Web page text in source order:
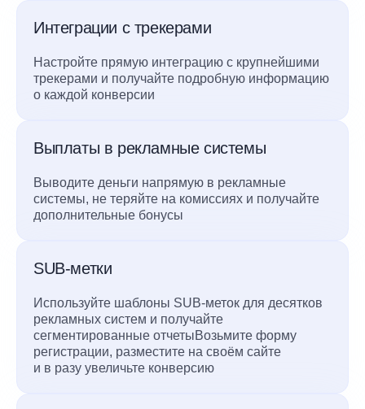
Интеграции с трекерами
Настройте прямую интеграцию с крупнейшими
трекерами и получайте подробную информацию
о каждой конверсии
Выплаты в рекламные системы
Выводите деньги напрямую в рекламные
системы, не теряйте на комиссиях и получайте
дополнительные бонусы
SUB-метки
Используйте шаблоны SUB-меток для десятков
рекламных систем и получайте
сегментированные отчетыВозьмите форму
регистрации, разместите на своём сайте
и в разу увеличьте конверсию